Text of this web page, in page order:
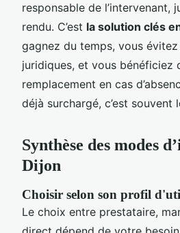
responsable de l’intervenant,
rendu. C’est la solution clés
gagnez du temps, vous
juridiques, et vous bénéficiez
remplacement en cas
déjà surchargé, c’est souvent
Synthèse des modes
Dijon
Choisir selon son profil
Le choix entre prestataire,